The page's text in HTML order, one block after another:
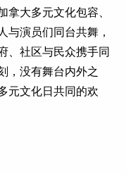
大多元文化包容、
与演员们同台共舞，
、社区与民众携手同
，没有舞台内外之
元文化日共同的欢